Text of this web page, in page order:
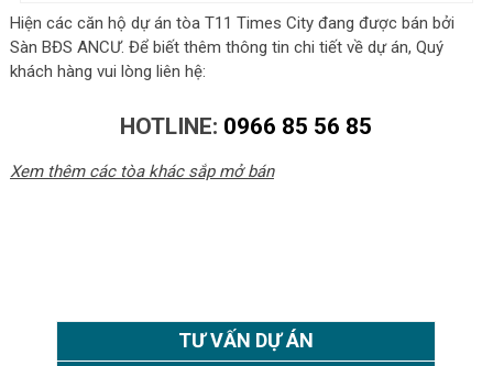
Hiện các căn hộ dự án tòa T11 Times City đang được bán bởi
Sàn BĐS ANCƯ. Để biết thêm thông tin chi tiết về dự án, Quý
khách hàng vui lòng liên hệ:
HOTLINE: 0966 85 56 85
Xem thêm các tòa khác sắp mở bán
TƯ VẤN DỰ ÁN